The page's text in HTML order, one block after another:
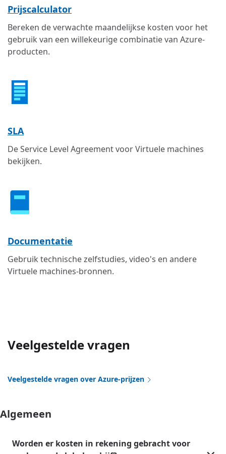
Prijscalculator
Bereken de verwachte maandelijkse kosten voor het
gebruik van een willekeurige combinatie van Azure-
producten.
SLA
De Service Level Agreement voor Virtuele machines
bekijken.
Documentatie
Gebruik technische zelfstudies, video's en andere
Virtuele machines-bronnen.
Veelgestelde vragen
Veelgestelde vragen over Azure-prijzen
Algemeen
Worden er kosten in rekening gebracht voor